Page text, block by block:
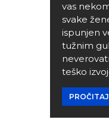
vas
svake
ispunjen
tužnim
teško